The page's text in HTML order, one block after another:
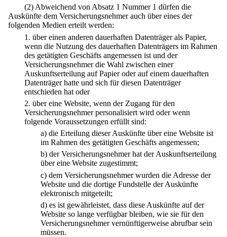
(2) Abweichend von Absatz 1 Nummer 1 dürfen die
Auskünfte dem Versicherungsnehmer auch über eines der
folgenden Medien erteilt werden:
1. über einen anderen dauerhaften Datenträger als Papier,
wenn die Nutzung des dauerhaften Datenträgers im Rahmen
des getätigten Geschäfts angemessen ist und der
Versicherungsnehmer die Wahl zwischen einer
Auskunftserteilung auf Papier oder auf einem dauerhaften
Datenträger hatte und sich für diesen Datenträger
entschieden hat oder
2. über eine Website, wenn der Zugang für den
Versicherungsnehmer personalisiert wird oder wenn
folgende Voraussetzungen erfüllt sind:
a) die Erteilung dieser Auskünfte über eine Website ist
im Rahmen des getätigten Geschäfts angemessen;
b) der Versicherungsnehmer hat der Auskunftserteilung
über eine Website zugestimmt;
c) dem Versicherungsnehmer wurden die Adresse der
Website und die dortige Fundstelle der Auskünfte
elektronisch mitgeteilt;
d) es ist gewährleistet, dass diese Auskünfte auf der
Website so lange verfügbar bleiben, wie sie für den
Versicherungsnehmer vernünftigerweise abrufbar sein
müssen.